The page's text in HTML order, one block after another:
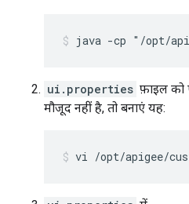
java -cp "/opt/
ui.properties फ़ाइल को
मौजूद नहीं है, तो बनाएं यह:
vi /opt/apigee/